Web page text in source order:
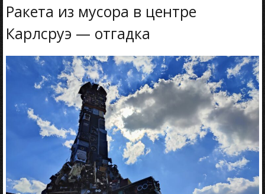
Ракета из мусора в центре
Карлсруэ — отгадка